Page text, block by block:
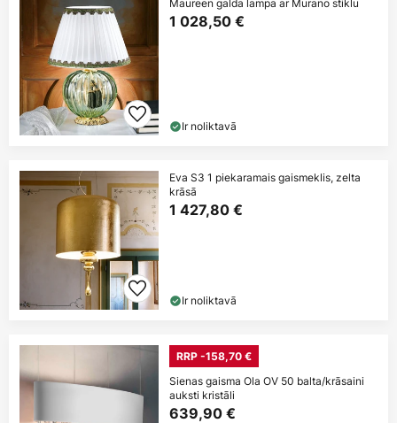
Maureen galda lampa ar Murano stiklu
1 028,50 €
Ir noliktavā
Eva S3 1 piekaramais gaismeklis, zelta
krāsā
1 427,80 €
Ir noliktavā
RRP -158,70 €
Sienas gaisma Ola OV 50 balta/krāsaini
auksti kristāli
639,90 €